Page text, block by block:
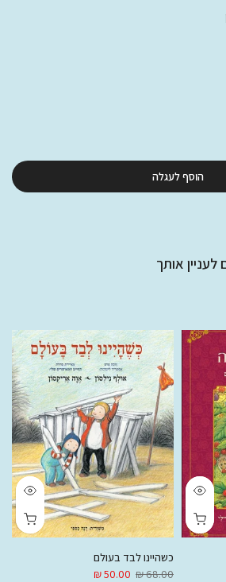
הוסף לעגלה
לעניין אותך
כשהיינו לבד בעולם
68.00 ₪
50.00 ₪